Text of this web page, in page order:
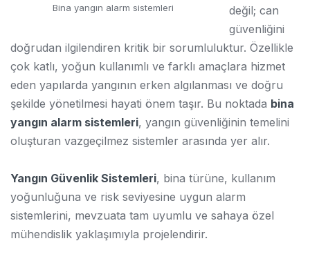
Bina yangın alarm sistemleri
değil; can
güvenliğini
doğrudan ilgilendiren kritik bir sorumluluktur. Özellikle
çok katlı, yoğun kullanımlı ve farklı amaçlara hizmet
eden yapılarda yangının erken algılanması ve doğru
şekilde yönetilmesi hayati önem taşır. Bu noktada bina
yangın alarm sistemleri, yangın güvenliğinin temelini
oluşturan vazgeçilmez sistemler arasında yer alır.
Yangın Güvenlik Sistemleri, bina türüne, kullanım
yoğunluğuna ve risk seviyesine uygun alarm
sistemlerini, mevzuata tam uyumlu ve sahaya özel
mühendislik yaklaşımıyla projelendirir.